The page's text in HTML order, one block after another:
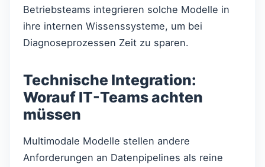
Betriebsteams integrieren solche Modelle in
ihre internen Wissenssysteme, um bei
Diagnoseprozessen Zeit zu sparen.
Technische Integration:
Worauf IT-Teams achten
müssen
Multimodale Modelle stellen andere
Anforderungen an Datenpipelines als reine